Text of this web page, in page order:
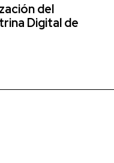
del
Digital de